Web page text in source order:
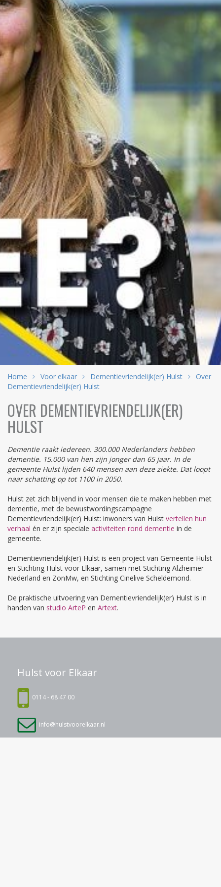
Home Voor elkaar Dementievriendelijk(er) Hulst
Over
Dementievriendelijk(er) Hulst
OVER DEMENTIEVRIENDELIJK(ER)
HULST
Dementie raakt iedereen. 300.000 Nederlanders hebben
dementie. 15.000 van hen zijn jonger dan 65 jaar. In de
gemeente Hulst lijden 640 mensen aan deze ziekte. Dat loopt
naar schatting op tot 1100 in 2050.
Hulst zet zich blijvend in voor mensen die te maken hebben met
dementie, met de bewustwordingscampagne
Dementievriendelijk(er) Hulst: inwoners van Hulst vertellen hun
verhaal én er zijn speciale activiteiten rond dementie in de
gemeente.
Dementievriendelijk(er) Hulst is een project van Gemeente Hulst
en Stichting Hulst voor Elkaar, samen met Stichting Alzheimer
Nederland en ZonMw, en Stichting Cinelive Scheldemond.
De praktische uitvoering van Dementievriendelijk(er) Hulst is in
handen van studio ArteP en Artext.
Hulst voor Elkaar
0114 - 68 47 00
info@hulstvoorelkaar.nl